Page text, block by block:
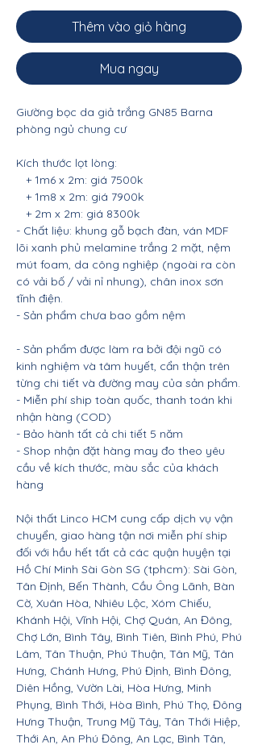
Thêm vào giỏ hàng
Mua ngay
Giường bọc da giả trắng GN85 Barna
phòng ngủ chung cư
Kích thước lọt lòng:
+ 1m6 x 2m: giá 7500k
+ 1m8 x 2m: giá 7900k
+ 2m x 2m: giá 8300k
- Chất liệu: khung gỗ bạch đàn, ván MDF
lõi xanh phủ melamine trắng 2 mặt, nệm
mút foam, da công nghiệp (ngoài ra còn
có vải bố / vải nỉ nhung), chân inox sơn
tĩnh điện.
- Sản phẩm chưa bao gồm nệm
- Sản phẩm được làm ra bởi đội ngũ có
kinh nghiệm và tâm huyết, cẩn thận trên
từng chi tiết và đường may của sản phẩm.
- Miễn phí ship toàn quốc, thanh toán khi
nhận hàng (COD)
- Bảo hành tất cả chi tiết 5 năm
- Shop nhận đặt hàng may đo theo yêu
cầu về kích thước, màu sắc của khách
hàng
Nội thất Linco HCM cung cấp dịch vụ vận
chuyển, giao hàng tận nơi miễn phí ship
đối với hầu hết tất cả các quận huyện tại
Hồ Chí Minh Sài Gòn SG (tphcm): Sài Gòn,
Tân Định, Bến Thành, Cầu Ông Lãnh, Bàn
Cờ, Xuân Hòa, Nhiêu Lộc, Xóm Chiếu,
Khánh Hội, Vĩnh Hội, Chợ Quán, An Đông,
Chợ Lớn, Bình Tây, Bình Tiên, Bình Phú, Phú
Lâm, Tân Thuận, Phú Thuận, Tân Mỹ, Tân
Hưng, Chánh Hưng, Phú Định, Bình Đông,
Diên Hồng, Vườn Lài, Hòa Hưng, Minh
Phụng, Bình Thới, Hòa Bình, Phú Thọ, Đông
Hưng Thuận, Trung Mỹ Tây, Tân Thới Hiệp,
Thới An, An Phú Đông, An Lạc, Bình Tân,